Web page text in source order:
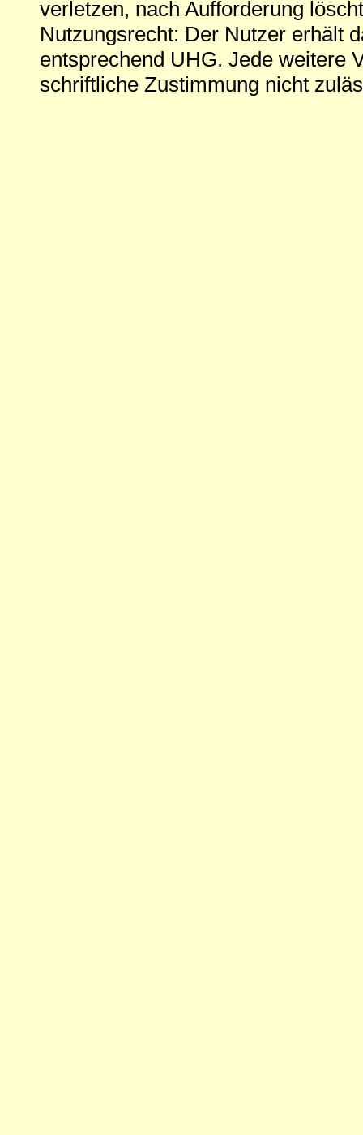
verletzen, nach Aufforderung
Nutzungsrecht: Der Nutzer erhält
entsprechend UHG. Jede weitere
schriftliche Zustimmung nicht